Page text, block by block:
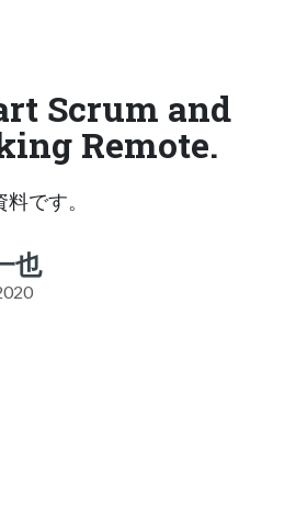
Scrum and
Remote.
です。
也